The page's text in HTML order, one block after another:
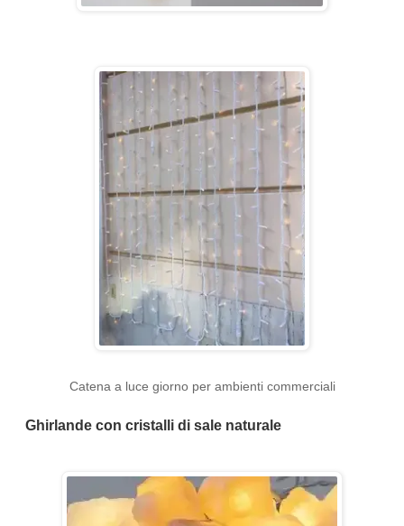
Catena a luce giorno per ambienti commerciali
Ghirlande con cristalli di sale naturale